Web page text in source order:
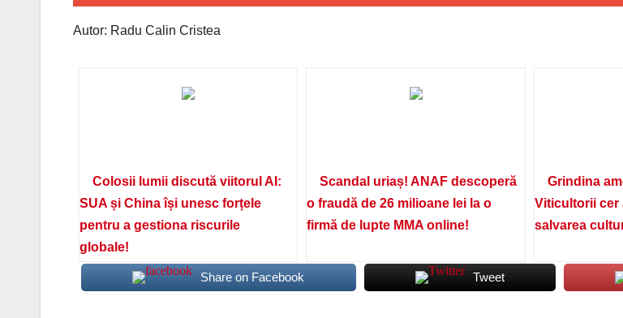
Autor: Radu Calin Cristea
Colosii lumii discută viitorul AI:
SUA și China își unesc forțele
pentru a gestiona riscurile
globale!
Scandal uriaș! ANAF descoperă
o fraudă de 26 milioane lei la o
firmă de lupte MMA online!
Grindina
Viticultorii cer
salvarea
Share on Facebook Tweet